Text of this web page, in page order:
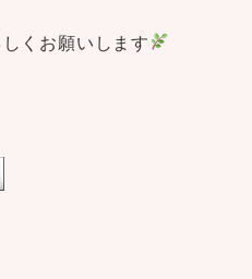
くお願いします